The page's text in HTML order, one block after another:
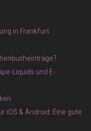
in Frankfurt
Liquids und E-
iOS & Android: Eine gute